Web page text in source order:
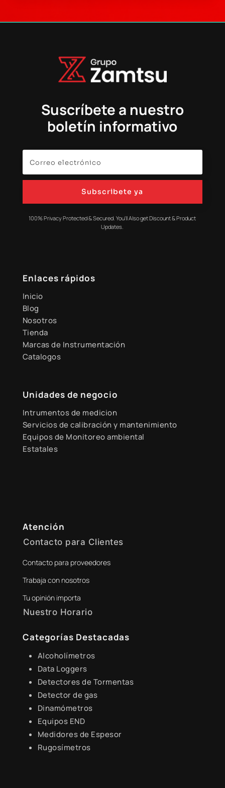
Suscríbete a nuestro
boletín informativo
Subscribete ya
100% Privacy Protected & Secured. You'll Also get Discount & Product
Updates.
Enlaces rápidos
Inicio
Blog
Nosotros
Tienda
Marcas de Instrumentación
Catalogos
Unidades de negocio
Intrumentos de medicion
Servicios de calibración y mantenimiento
Equipos de Monitoreo ambiental
Estatales
Atención
Contacto para Clientes
+51 941 525 454
digital@zamtsu.com
Contacto para proveedores
Trabaja con nosotros
Tu opinión importa
Nuestro Horario
Lunes a Viernes de 8:30 a.m. - 6:00 p.m.
Categorías Destacadas
Alcoholímetros
Data Loggers
Detectores de Tormentas
Detector de gas
Dinamómetros
Equipos END
Medidores de Espesor
Rugosímetros